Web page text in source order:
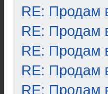
RE: Продам
RE: Продам
RE: Продам
RE: Продам
RE: Продам